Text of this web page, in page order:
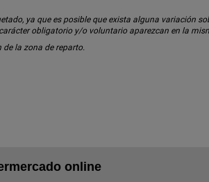
ya que es posible que exista alguna variación
obligatorio y/o voluntario aparezcan en la
la zona de reparto.
online